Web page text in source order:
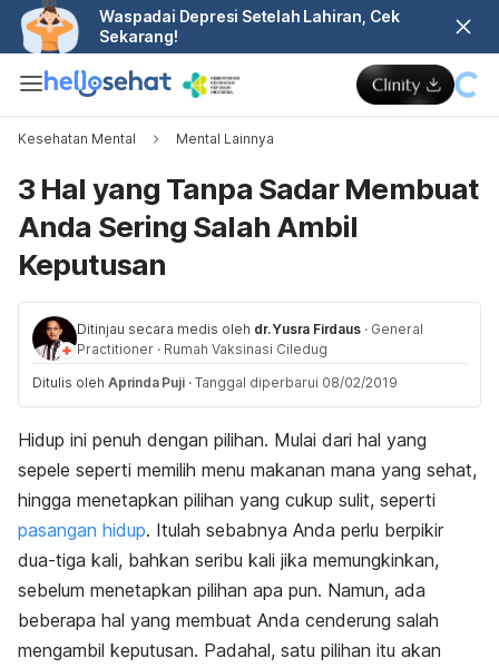
Waspadai Depresi Setelah Lahiran, Cek
Sekarang!
Kesehatan Mental Mental Lainnya
3 Hal yang Tanpa Sadar Membuat
Anda Sering Salah Ambil
Keputusan
Ditinjau secara medis oleh dr. Yusra Firdaus · General
Practitioner · Rumah Vaksinasi Ciledug
Ditulis oleh Aprinda Puji · Tanggal diperbarui 08/02/2019
Hidup ini penuh dengan pilihan. Mulai dari hal yang
sepele seperti memilih menu makanan mana yang sehat,
hingga menetapkan pilihan yang cukup sulit, seperti
pasangan hidup. Itulah sebabnya Anda perlu berpikir
dua-tiga kali, bahkan seribu kali jika memungkinkan,
sebelum menetapkan pilihan apa pun. Namun, ada
beberapa hal yang membuat Anda cenderung salah
mengambil keputusan. Padahal, satu pilihan itu akan